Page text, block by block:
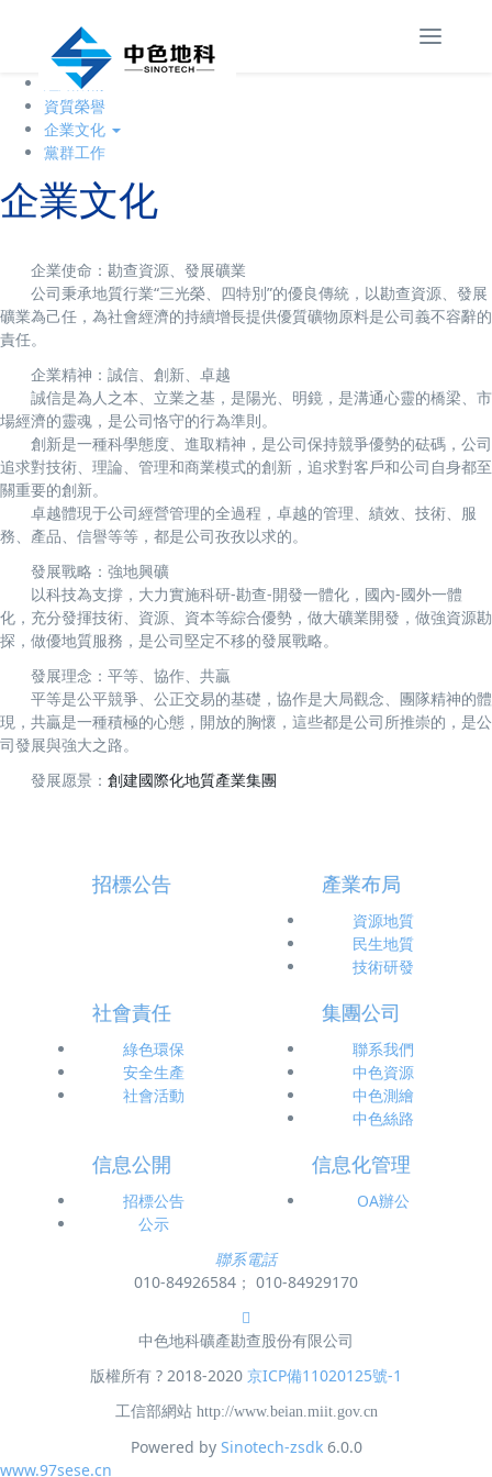
公司簡介
董事長致辭
組織機構
資質榮譽
企業文化
黨群工作
企業文化
企業使命：勘查資源、發展礦業
公司秉承地質行業“三光榮、四特別”的優良傳統，以勘查資源、發展
礦業為己任，為社會經濟的持續增長提供優質礦物原料是公司義不容辭的
責任。
企業精神：誠信、創新、卓越
誠信是為人之本、立業之基，是陽光、明鏡，是溝通心靈的橋梁、市
場經濟的靈魂，是公司恪守的行為準則。
創新是一種科學態度、進取精神，是公司保持競爭優勢的砝碼，公司
追求對技術、理論、管理和商業模式的創新，追求對客戶和公司自身都至
關重要的創新。
卓越體現于公司經營管理的全過程，卓越的管理、績效、技術、服
務、產品、信譽等等，都是公司孜孜以求的。
發展戰略：強地興礦
以科技為支撐，大力實施科研-勘查-開發一體化，國內-國外一體
化，充分發揮技術、資源、資本等綜合優勢，做大礦業開發，做強資源勘
探，做優地質服務，是公司堅定不移的發展戰略。
發展理念：平等、協作、共贏
平等是公平競爭、公正交易的基礎，協作是大局觀念、團隊精神的體
現，共贏是一種積極的心態，開放的胸懷，這些都是公司所推崇的，是公
司發展與強大之路。
發展愿景： 創建國際化地質產業集團
招標公告 產業布局
資源地質
民生地質
技術研發
社會責任
綠色環保
安全生產
社會活動
集團公司
聯系我們
中色資源
中色測繪
中色絲路
信息公開
招標公告
公示
信息化管理
OA辦公
聯系電話
010-84926584； 010-84929170
中色地科礦產勘查股份有限公司
版權所有 ? 2018-2020 京ICP備11020125號-1
工信部網站 http://www.beian.miit.gov.cn
Powered by Sinotech-zsdk6.0.0
www.97sese.cn